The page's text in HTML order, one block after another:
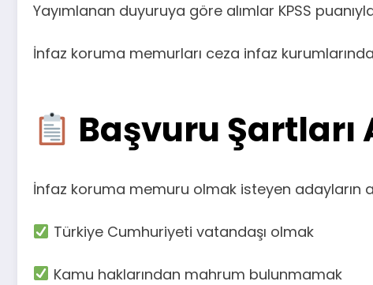
Yayımlanan duyuruya göre alımlar KPSS
İnfaz koruma memurları ceza infaz
Başvuru Şartları
İnfaz koruma memuru olmak isteyen adayların
Türkiye Cumhuriyeti vatandaşı olmak
Kamu haklarından mahrum bulunmamak